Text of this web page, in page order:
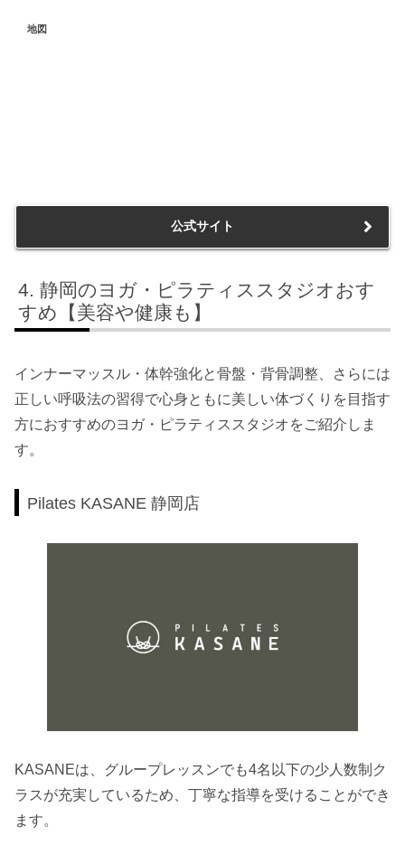
地図
公式サイト
静岡のヨガ・ピラティススタジオおす
すめ【美容や健康も】
インナーマッスル・体幹強化と骨盤・背骨調整、さらには
正しい呼吸法の習得で心身ともに美しい体づくりを目指す
方におすすめのヨガ・ピラティススタジオをご紹介しま
す。
Pilates KASANE 静岡店
KASANEは、グループレッスンでも4名以下の少人数制ク
ラスが充実しているため、丁寧な指導を受けることができ
ます。